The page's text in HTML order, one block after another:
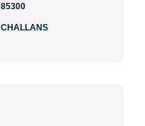
85300
CHALLANS